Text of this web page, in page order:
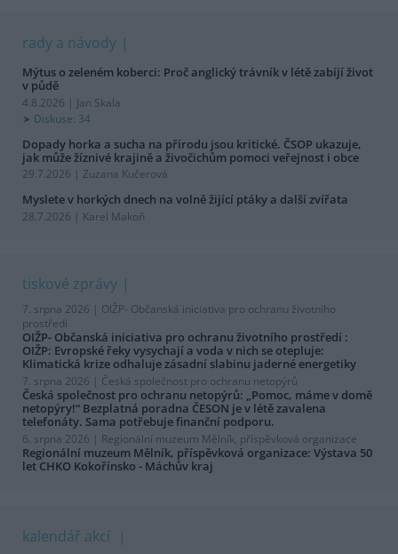
rady a návody
Mýtus o zeleném koberci: Proč anglický trávník v létě zabíjí život
v půdě
4.8.2026 | Jan Skala
Diskuse: 34
Dopady horka a sucha na přírodu jsou kritické. ČSOP ukazuje,
jak může žíznivé krajině a živočichům pomoci veřejnost i obce
29.7.2026 | Zuzana Kučerová
Myslete v horkých dnech na volně žijící ptáky a další zvířata
28.7.2026 | Karel Makoň
tiskové zprávy
7. srpna 2026 | OIŽP- Občanská iniciativa pro ochranu životního
prostředí
OIŽP- Občanská iniciativa pro ochranu životního prostředí :
OIŽP: Evropské řeky vysychají a voda v nich se otepluje:
Klimatická krize odhaluje zásadní slabinu jaderné energetiky
7. srpna 2026 | Česká společnost pro ochranu netopýrů
Česká společnost pro ochranu netopýrů: „Pomoc, máme v domě
netopýry!“ Bezplatná poradna ČESON je v létě zavalena
telefonáty. Sama potřebuje finanční podporu.
6. srpna 2026 | Regionální muzeum Mělník, příspěvková organizace
Regionální muzeum Mělník, příspěvková organizace: Výstava 50
let CHKO Kokořínsko - Máchův kraj
kalendář akcí